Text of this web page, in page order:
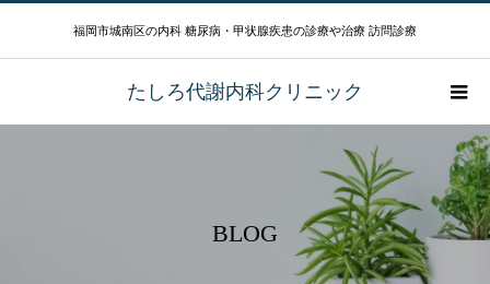
福岡市城南区の内科 糖尿病・甲状腺疾患の診療や治療 訪問診療
たしろ代謝内科クリニック
BLOG